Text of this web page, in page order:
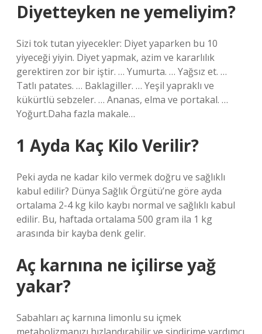
Diyetteyken ne yemeliyim?
Sizi tok tutan yiyecekler: Diyet yaparken bu 10
yiyeceği yiyin. Diyet yapmak, azim ve kararlılık
gerektiren zor bir iştir. … Yumurta. … Yağsız et. …
Tatlı patates. … Baklagiller. … Yeşil yapraklı ve
kükürtlü sebzeler. … Ananas, elma ve portakal. …
Yoğurt.Daha fazla makale…
1 Ayda Kaç Kilo Verilir?
Peki ayda ne kadar kilo vermek doğru ve sağlıklı
kabul edilir? Dünya Sağlık Örgütü’ne göre ayda
ortalama 2-4 kg kilo kaybı normal ve sağlıklı kabul
edilir. Bu, haftada ortalama 500 gram ila 1 kg
arasında bir kayba denk gelir.
Aç karnına ne içilirse yağ
yakar?
Sabahları aç karnına limonlu su içmek